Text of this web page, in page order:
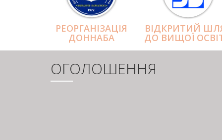
РЕОРГАНІЗАЦІЯ
ДОННАБА
ВІДКРИТИЙ
ДО ВИЩОЇ
ОГОЛОШЕННЯ